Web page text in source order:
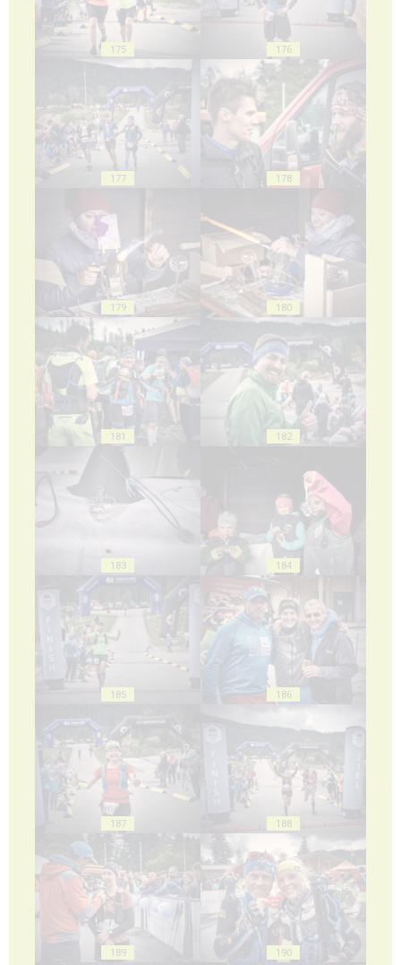
175 176
177 178
179 180
181 182
183 184
185 186
187 188
189 190